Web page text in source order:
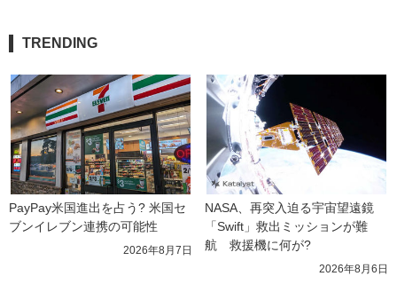
TRENDING
PayPay米国進出を占う? 米国セ
ブンイレブン連携の可能性
2026年8月7日
NASA、再突入迫る宇宙望遠鏡
「Swift」救出ミッションが難
航　救援機に何が?
2026年8月6日